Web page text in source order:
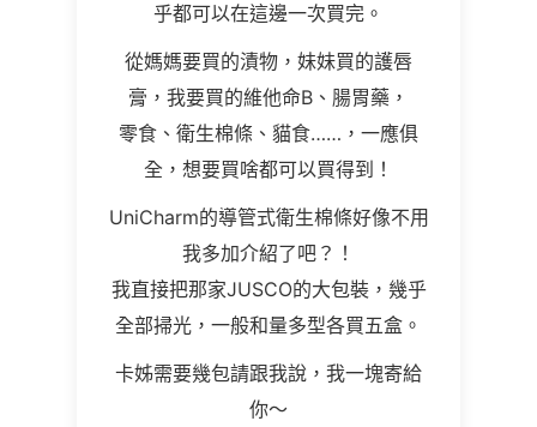
乎都可以在這邊一次買完。
從媽媽要買的漬物，妹妹買的護唇
膏，我要買的維他命B、腸胃藥，
零食、衛生棉條、貓食……，一應俱
全，想要買啥都可以買得到！
UniCharm的導管式衛生棉條好像不用
我多加介紹了吧？！
我直接把那家JUSCO的大包裝，幾乎
全部掃光，一般和量多型各買五盒。
卡姊需要幾包請跟我說，我一塊寄給
你～